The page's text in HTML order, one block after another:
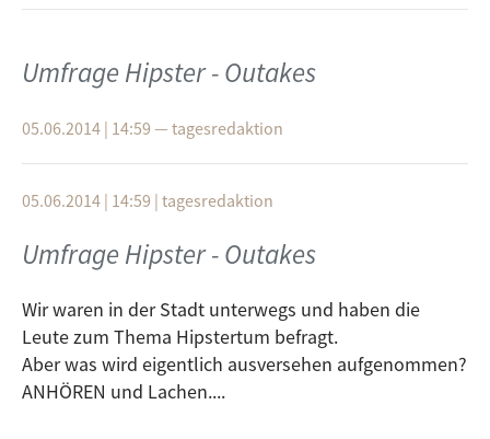
Umfrage Hipster - Outakes
05.06.2014 | 14:59 — tagesredaktion
05.06.2014 | 14:59 | tagesredaktion
Umfrage Hipster - Outakes
Wir waren in der Stadt unterwegs und haben die
Leute zum Thema Hipstertum befragt.
Aber was wird eigentlich ausversehen aufgenommen?
ANHÖREN und Lachen....